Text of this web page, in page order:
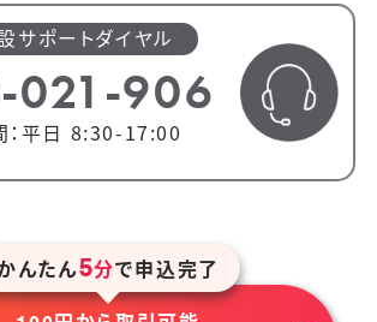
サポートダイヤル
021-906
：平日 8:30-17:00
んたん5分で申込完了